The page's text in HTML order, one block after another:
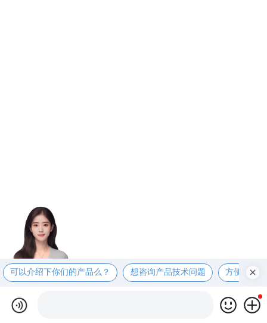
可以介绍下你们的产品么？ 想咨询产品技术问题 方便电话